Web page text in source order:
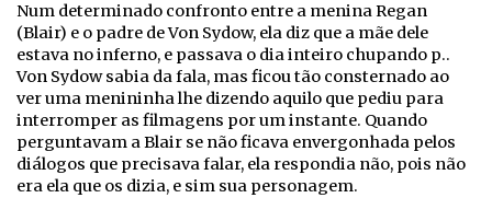
Num determinado confronto entre a menina Regan
(Blair) e o padre de Von Sydow, ela diz que a mãe dele
estava no inferno, e passava o dia inteiro chupando p..
Von Sydow sabia da fala, mas ficou tão consternado ao
ver uma menininha lhe dizendo aquilo que pediu para
interromper as filmagens por um instante. Quando
perguntavam a Blair se não ficava envergonhada pelos
diálogos que precisava falar, ela respondia não, pois não
era ela que os dizia, e sim sua personagem.